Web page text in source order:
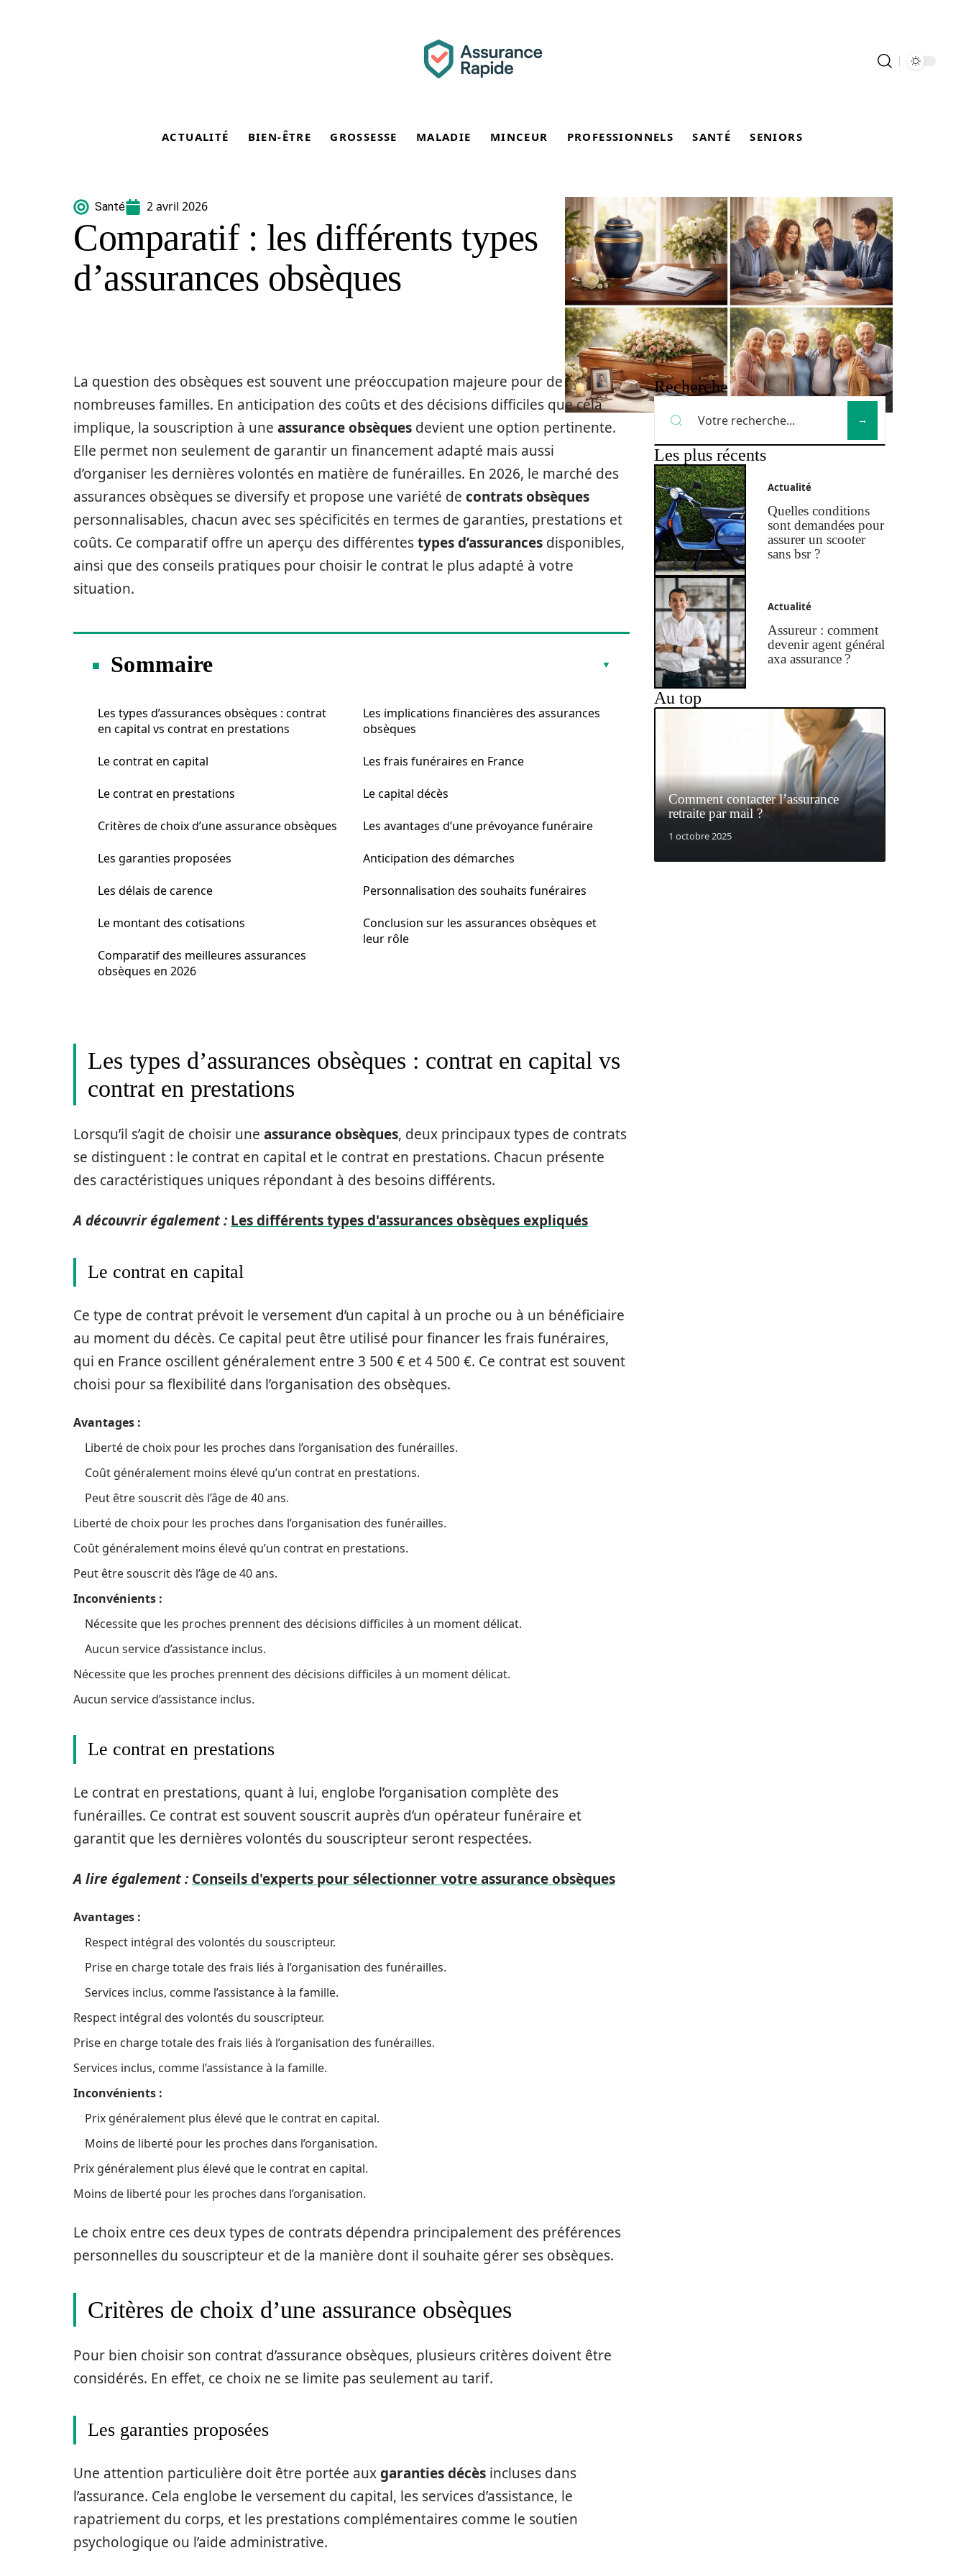
ACTUALITÉ BIEN-ÊTRE GROSSESSE MALADIE MINCEUR PROFESSIONNELS SANTÉ SENIORS
Santé 2 avril 2026
Comparatif : les différents types
d’assurances obsèques
La question des obsèques est souvent une préoccupation majeure pour de
nombreuses familles. En anticipation des coûts et des décisions difficiles que cela
implique, la souscription à une assurance obsèques devient une option pertinente.
Elle permet non seulement de garantir un financement adapté mais aussi
d’organiser les dernières volontés en matière de funérailles. En 2026, le marché des
assurances obsèques se diversify et propose une variété de contrats obsèques
personnalisables, chacun avec ses spécificités en termes de garanties, prestations et
coûts. Ce comparatif offre un aperçu des différentestypes d’assurances disponibles,
ainsi que des conseils pratiques pour choisir le contrat le plus adapté à votre
situation.
Sommaire
Les types d’assurances obsèques : contrat
en capital vs contrat en prestations
Le contrat en capital
Le contrat en prestations
Critères de choix d’une assurance obsèques
Les garanties proposées
Les délais de carence
Le montant des cotisations
Comparatif des meilleures assurances
obsèques en 2026
Les implications financières des assurances
obsèques
Les frais funéraires en France
Le capital décès
Les avantages d’une prévoyance funéraire
Anticipation des démarches
Personnalisation des souhaits funéraires
Conclusion sur les assurances obsèques et
leur rôle
Les types d’assurances obsèques : contrat en capital vs
contrat en prestations
Lorsqu’il s’agit de choisir une assurance obsèques, deux principaux types de contrats
se distinguent : le contrat en capital et le contrat en prestations. Chacun présente
des caractéristiques uniques répondant à des besoins différents.
A découvrir également : Les différents types d'assurances obsèques expliqués
Le contrat en capital
Ce type de contrat prévoit le versement d’un capital à un proche ou à un bénéficiaire
au moment du décès. Ce capital peut être utilisé pour financer les frais funéraires,
qui en France oscillent généralement entre 3 500 € et 4 500 €. Ce contrat est souvent
choisi pour sa flexibilité dans l’organisation des obsèques.
Avantages :
Liberté de choix pour les proches dans l’organisation des funérailles.
Coût généralement moins élevé qu’un contrat en prestations.
Peut être souscrit dès l’âge de 40 ans.
Liberté de choix pour les proches dans l’organisation des funérailles.
Coût généralement moins élevé qu’un contrat en prestations.
Peut être souscrit dès l’âge de 40 ans.
Inconvénients :
Nécessite que les proches prennent des décisions difficiles à un moment délicat.
Aucun service d’assistance inclus.
Nécessite que les proches prennent des décisions difficiles à un moment délicat.
Aucun service d’assistance inclus.
Le contrat en prestations
Le contrat en prestations, quant à lui, englobe l’organisation complète des
funérailles. Ce contrat est souvent souscrit auprès d’un opérateur funéraire et
garantit que les dernières volontés du souscripteur seront respectées.
A lire également : Conseils d'experts pour sélectionner votre assurance obsèques
Avantages :
Respect intégral des volontés du souscripteur.
Prise en charge totale des frais liés à l’organisation des funérailles.
Services inclus, comme l’assistance à la famille.
Respect intégral des volontés du souscripteur.
Prise en charge totale des frais liés à l’organisation des funérailles.
Services inclus, comme l’assistance à la famille.
Inconvénients :
Prix généralement plus élevé que le contrat en capital.
Moins de liberté pour les proches dans l’organisation.
Prix généralement plus élevé que le contrat en capital.
Moins de liberté pour les proches dans l’organisation.
Le choix entre ces deux types de contrats dépendra principalement des préférences
personnelles du souscripteur et de la manière dont il souhaite gérer ses obsèques.
Critères de choix d’une assurance obsèques
Pour bien choisir son contrat d’assurance obsèques, plusieurs critères doivent être
considérés. En effet, ce choix ne se limite pas seulement au tarif.
Les garanties proposées
Une attention particulière doit être portée auxgaranties décès incluses dans
l’assurance. Cela englobe le versement du capital, les services d’assistance, le
rapatriement du corps, et les prestations complémentaires comme le soutien
psychologique ou l’aide administrative.
Recherche
Les plus récents
Actualité
Quelles conditions
sont demandées pour
assurer un scooter
sans bsr ?
Actualité
Assureur : comment
devenir agent général
axa assurance ?
Au top
Comment contacter l’assurance
retraite par mail ?
1 octobre 2025